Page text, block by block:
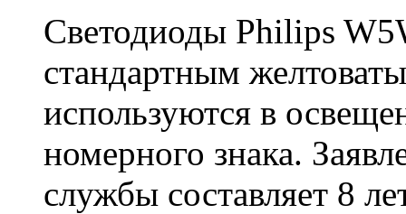
Светодиоды Philips
стандартным
используются в
номерного знака.
службы составляет 8